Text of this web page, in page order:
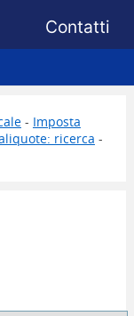
Menu di
Contatti
- Imposta
ricerca -